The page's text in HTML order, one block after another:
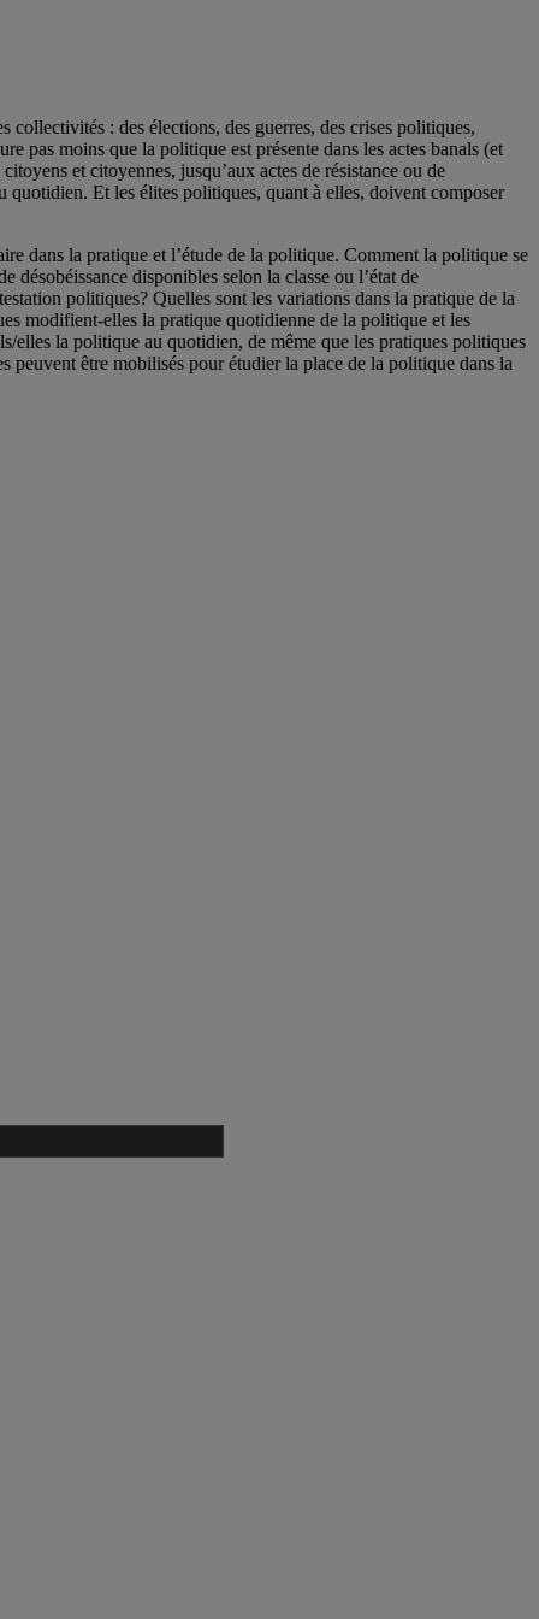
: des élections, des guerres, des crises politiques,
pas moins que la politique est présente dans les actes banals (et
et citoyennes, jusqu’aux actes de résistance ou de
Et les élites politiques, quant à elles, doivent composer
dans la pratique et l’étude de la politique. Comment la politique se
disponibles selon la classe ou l’état de
politiques? Quelles sont les variations dans la pratique de la
modifient-elles la pratique quotidienne de la politique et les
elles la politique au quotidien, de même que les pratiques politiques
être mobilisés pour étudier la place de la politique dans la